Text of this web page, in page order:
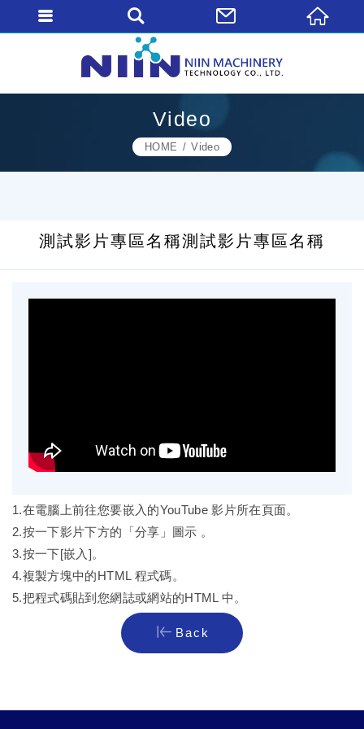
Video
HOME Video
測試影片專區名稱測試影片專區名稱
1.在電腦上前往您要嵌入的YouTube 影片所在頁面。
2.按一下影片下方的「分享」圖示 。
3.按一下[嵌入]。
4.複製方塊中的HTML 程式碼。
5.把程式碼貼到您網誌或網站的HTML 中。
Back